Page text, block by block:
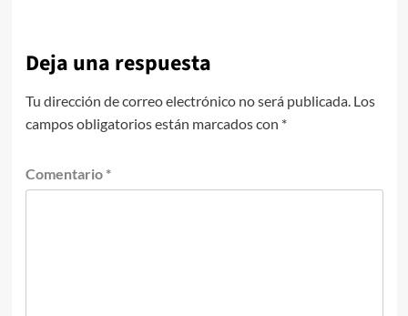
Deja una respuesta
Tu dirección de correo electrónico no será publicada. Los
campos obligatorios están marcados con *
Comentario *